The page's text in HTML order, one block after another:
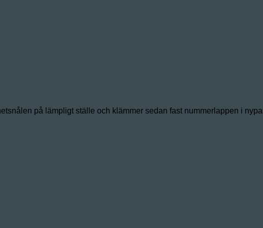
på lämpligt ställe och klämmer sedan fast nummerlappen i